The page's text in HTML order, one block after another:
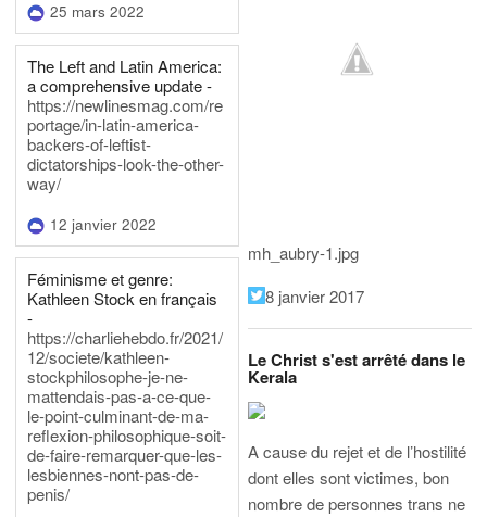
25 mars 2022
The Left and Latin America:
a comprehensive update -
https://newlinesmag.com/re
portage/in-latin-america-
backers-of-leftist-
dictatorships-look-the-other-
way/
12 janvier 2022
Féminisme et genre:
Kathleen Stock en français
-
https://charliehebdo.fr/2021/
12/societe/kathleen-
stockphilosophe-je-ne-
mattendais-pas-a-ce-que-
le-point-culminant-de-ma-
reflexion-philosophique-soit-
de-faire-remarquer-que-les-
lesbiennes-nont-pas-de-
penis/
mh_aubry-1.jpg
8 janvier 2017
Le Christ s'est arrêté dans le
Kerala
A cause du rejet et de l’hostilité
dont elles sont victimes, bon
nombre de personnes trans ne